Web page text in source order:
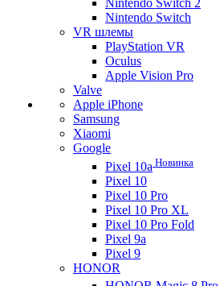
Nintendo Switch 2
Nintendo Switch
VR шлемы
PlayStation VR
Oculus
Apple Vision Pro
Valve
Apple iPhone
Samsung
Xiaomi
Google
Pixel 10a Новинка
Pixel 10
Pixel 10 Pro
Pixel 10 Pro XL
Pixel 10 Pro Fold
Pixel 9a
Pixel 9
HONOR